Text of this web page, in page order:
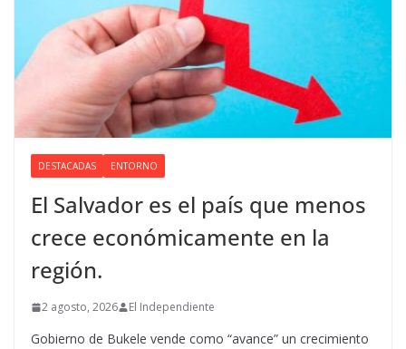
DESTACADAS ENTORNO
El Salvador es el país que menos
crece económicamente en la
región.
2 agosto, 2026 El Independiente
Gobierno de Bukele vende como “avance” un crecimiento